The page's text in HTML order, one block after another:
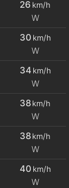
26 km/h
W
30 km/h
W
34 km/h
W
38km/h
W
38km/h
W
40 km/h
W